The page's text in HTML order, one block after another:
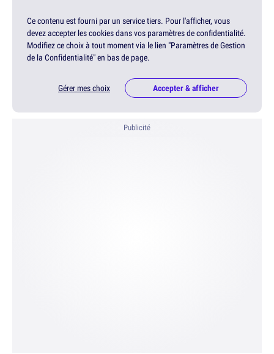
Ce contenu est fourni par un service tiers. Pour l'afficher, vous
devez accepter les cookies dans vos paramètres de confidentialité.
Modifiez ce choix à tout moment via le lien "Paramètres de Gestion
de la Confidentialité" en bas de page.
Gérer mes choix Accepter & afficher
Publicité